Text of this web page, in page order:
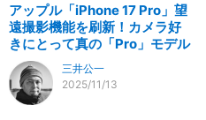
アップル「iPhone 17 Pro」望
遠撮影機能を刷新！カメラ好
きにとって真の「Pro」モデル
三井公一
2025/11/13